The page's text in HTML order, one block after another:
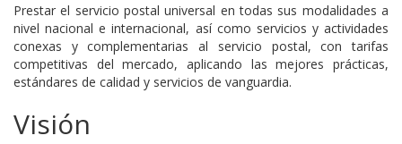
Prestar el servicio postal universal en todas sus modalidades a
nivel nacional e internacional, así como servicios y actividades
conexas y complementarias al servicio postal, con tarifas
competitivas del mercado, aplicando las mejores prácticas,
estándares de calidad y servicios de vanguardia.
Visión